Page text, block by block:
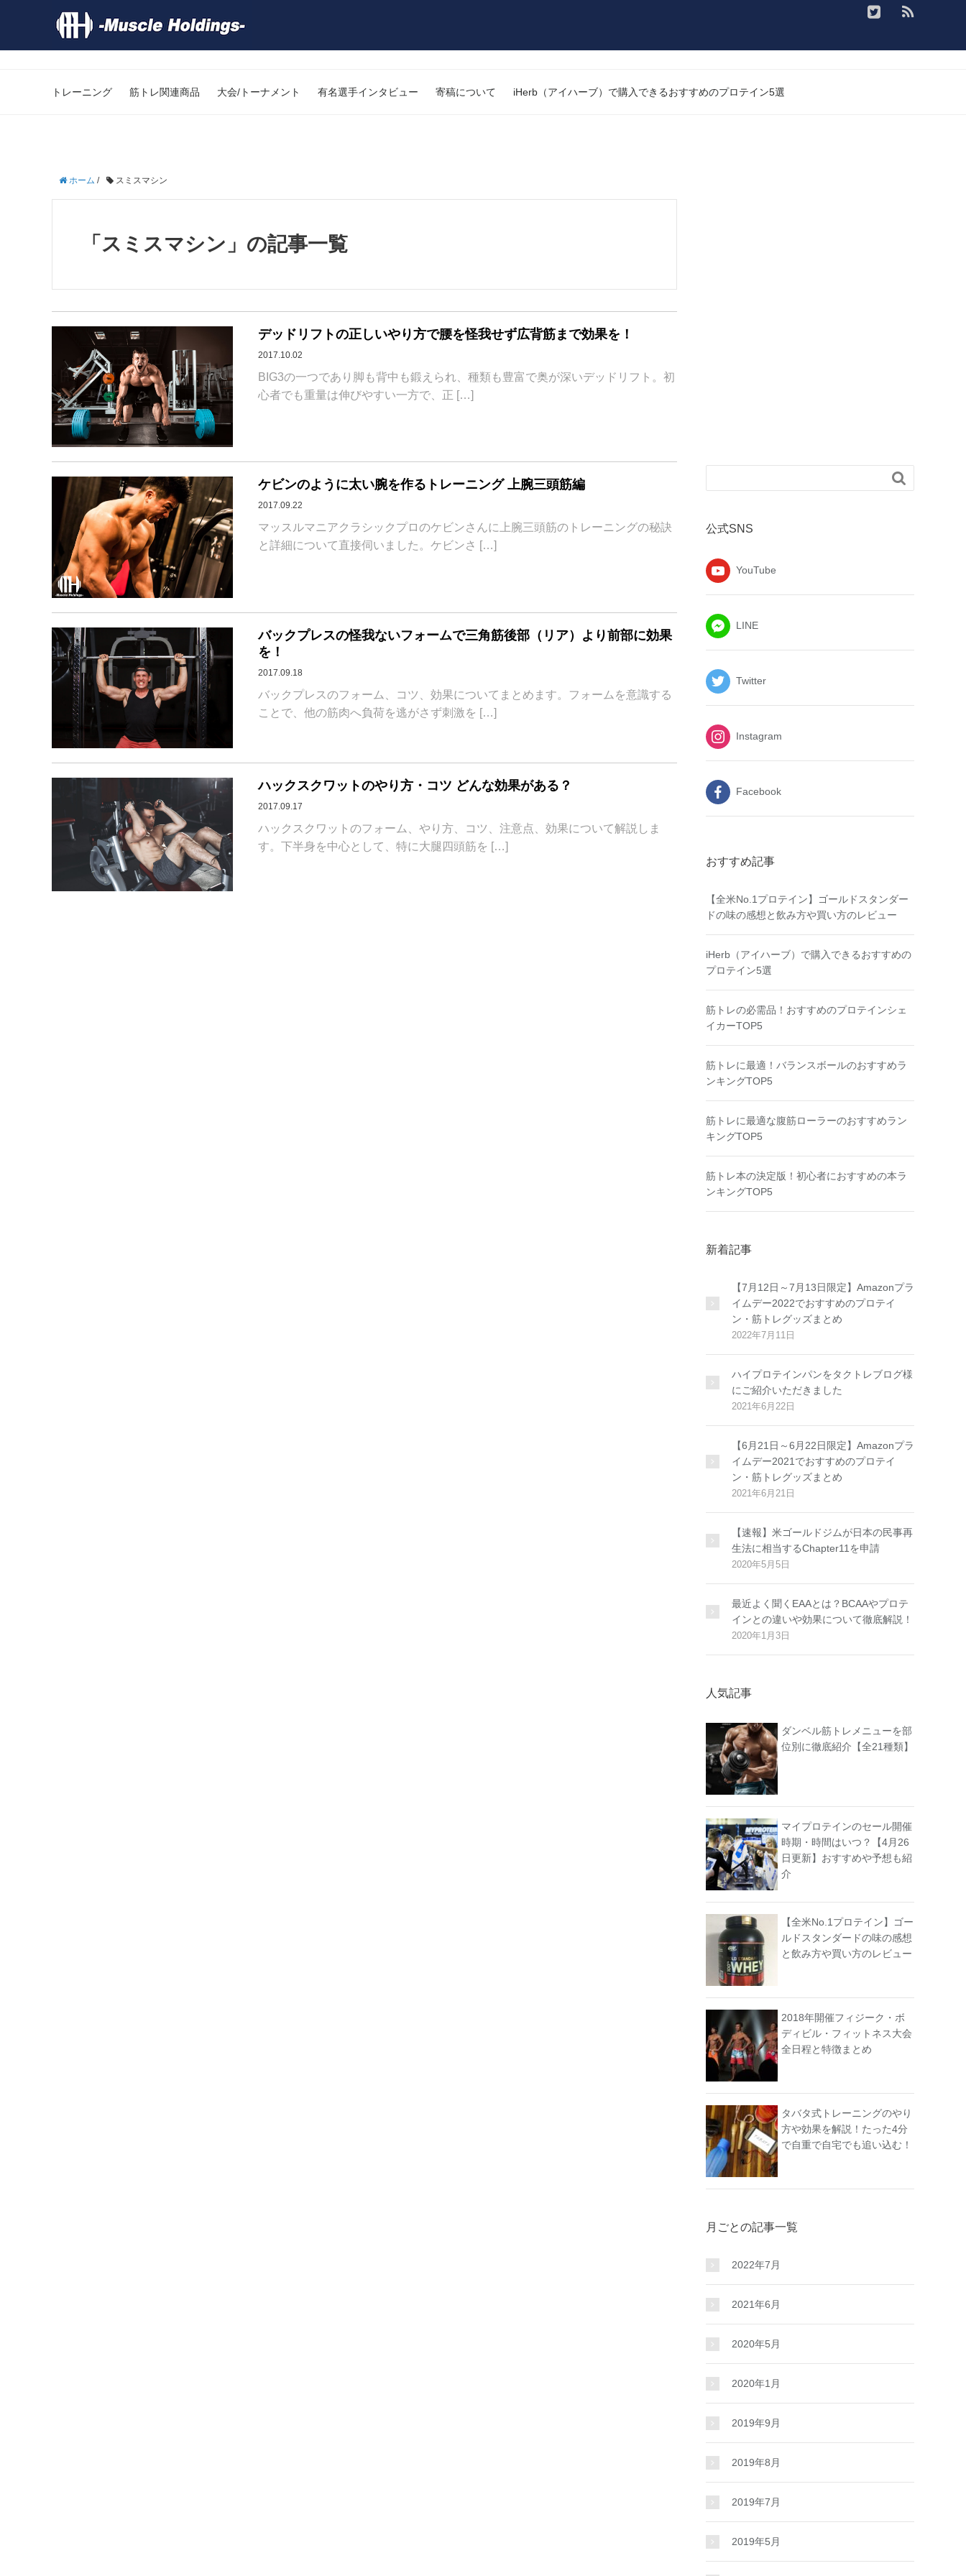
トレーニング 筋トレ関連商品 大会/トーナメント 有名選手インタビュー 寄稿について iHerb（アイハーブ）で購入できるおすすめのプロテイン5選
ホーム / スミスマシン
「スミスマシン」の記事一覧
デッドリフトの正しいやり方で腰を怪我せず広背筋まで効果を！
2017.10.02
BIG3の一つであり脚も背中も鍛えられ、種類も豊富で奥が深いデッドリフト。初
心者でも重量は伸びやすい一方で、正 […]
ケビンのように太い腕を作るトレーニング 上腕三頭筋編
2017.09.22
マッスルマニアクラシックプロのケビンさんに上腕三頭筋のトレーニングの秘訣
と詳細について直接伺いました。ケビンさ […]
バックプレスの怪我ないフォームで三角筋後部（リア）より前部に効果
を！
2017.09.18
バックプレスのフォーム、コツ、効果についてまとめます。フォームを意識する
ことで、他の筋肉へ負荷を逃がさず刺激を […]
ハックスクワットのやり方・コツ どんな効果がある？
2017.09.17
ハックスクワットのフォーム、やり方、コツ、注意点、効果について解説しま
す。下半身を中心として、特に大腿四頭筋を […]

公式SNS
YouTube
LINE
Twitter
Instagram
Facebook
おすすめ記事
【全米No.1プロテイン】ゴールドスタンダー
ドの味の感想と飲み方や買い方のレビュー
iHerb（アイハーブ）で購入できるおすすめの
プロテイン5選
筋トレの必需品！おすすめのプロテインシェ
イカーTOP5
筋トレに最適！バランスボールのおすすめラ
ンキングTOP5
筋トレに最適な腹筋ローラーのおすすめラン
キングTOP5
筋トレ本の決定版！初心者におすすめの本ラ
ンキングTOP5
新着記事
【7月12日～7月13日限定】Amazonプラ
イムデー2022でおすすめのプロテイ
ン・筋トレグッズまとめ
2022年7月11日
ハイプロテインパンをタクトレブログ様
にご紹介いただきました
2021年6月22日
【6月21日～6月22日限定】Amazonプラ
イムデー2021でおすすめのプロテイ
ン・筋トレグッズまとめ
2021年6月21日
【速報】米ゴールドジムが日本の民事再
生法に相当するChapter11を申請
2020年5月5日
最近よく聞くEAAとは？BCAAやプロテ
インとの違いや効果について徹底解説！
2020年1月3日
人気記事
ダンベル筋トレメニューを部
位別に徹底紹介【全21種類】
マイプロテインのセール開催
時期・時間はいつ？【4月26
日更新】おすすめや予想も紹
介
【全米No.1プロテイン】ゴー
ルドスタンダードの味の感想
と飲み方や買い方のレビュー
2018年開催フィジーク・ボ
ディビル・フィットネス大会
全日程と特徴まとめ
タバタ式トレーニングのやり
方や効果を解説！たった4分
で自重で自宅でも追い込む！
月ごとの記事一覧
2022年7月
2021年6月
2020年5月
2020年1月
2019年9月
2019年8月
2019年7月
2019年5月